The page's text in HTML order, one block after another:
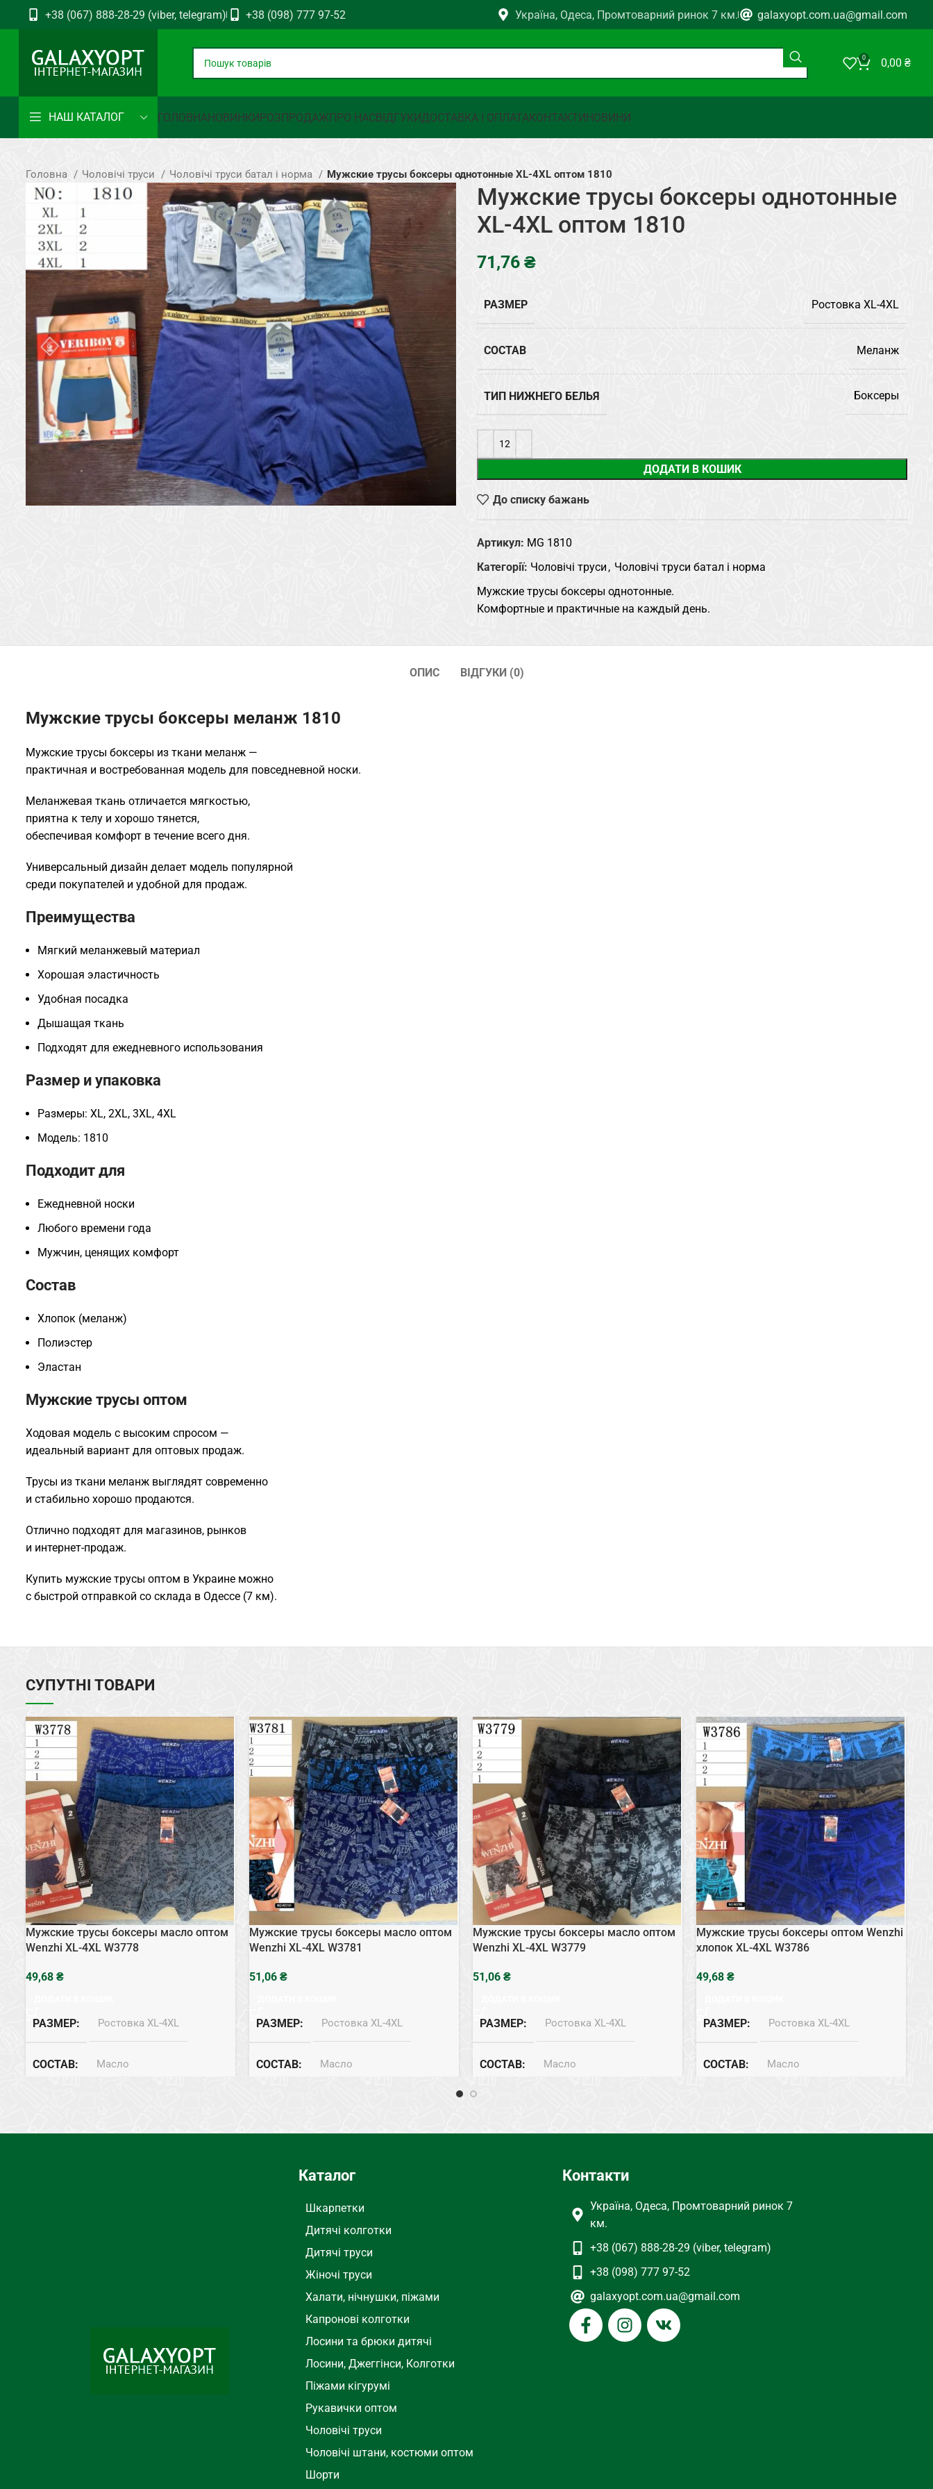
+38 (067) 888-28-29 (viber, telegram) +38 (098) 777 97-52 Україна, Одеса, Промтоварний ринок 7 км. galaxyopt.com.ua@gmail.com
0 0,00 ₴
НАШ КАТАЛОГ ГОЛОВНАНОВИНКИРОЗПРОДАЖПРО НАСВІДГУКИДОСТАВКА І ОПЛАТАКОНТАКТИНОВИНИ
Головна Чоловічі труси Чоловічі труси батал і норма Мужские трусы боксеры однотонные XL-4XL оптом 1810
Мужские трусы боксеры однотонные
XL-4XL оптом 1810
₴
РАЗМЕР Ростовка XL-4XL
СОСТАВ Меланж
ТИП НИЖНЕГО БЕЛЬЯ Боксеры
ДОДАТИ В КОШИК
До списку бажань
Артикул: MG 1810
Категорії: Чоловічі труси , Чоловічі труси батал і норма
Мужские трусы боксеры однотонные.
Комфортные и практичные на каждый день.
ОПИС ВІДГУКИ (0)
Мужские трусы боксеры меланж 1810
Мужские трусы боксеры из ткани меланж —
практичная и востребованная модель для повседневной носки.
Меланжевая ткань отличается мягкостью,
приятна к телу и хорошо тянется,
обеспечивая комфорт в течение всего дня.
Универсальный дизайн делает модель популярной
среди покупателей и удобной для продаж.
Преимущества
Мягкий меланжевый материал
Хорошая эластичность
Удобная посадка
Дышащая ткань
Подходят для ежедневного использования
Размер и упаковка
Размеры: XL, 2XL, 3XL, 4XL
Модель: 1810
Подходит для
Ежедневной носки
Любого времени года
Мужчин, ценящих комфорт
Состав
Хлопок (меланж)
Полиэстер
Эластан
Мужские трусы оптом
Ходовая модель с высоким спросом —
идеальный вариант для оптовых продаж.
Трусы из ткани меланж выглядят современно
и стабильно хорошо продаются.
Отлично подходят для магазинов, рынков
и интернет-продаж.
Купить мужские трусы оптом в Украине можно
с быстрой отправкой со склада в Одессе (7 км).
СУПУТНІ ТОВАРИ
Мужские трусы боксеры масло оптом
Wenzhi XL-4XL W3778
₴
РАЗМЕР Ростовка XL-4XL
СОСТАВ Масло
Мужские трусы боксеры масло оптом
Wenzhi XL-4XL W3781
₴
РАЗМЕР Ростовка XL-4XL
СОСТАВ Масло
Мужские трусы боксеры масло оптом
Wenzhi XL-4XL W3779
₴
РАЗМЕР Ростовка XL-4XL
СОСТАВ Масло
Мужские трусы боксеры оптом Wenzhi
хлопок XL-4XL W3786
₴
РАЗМЕР Ростовка XL-4XL
СОСТАВ Масло
Каталог
Шкарпетки
Дитячі колготки
Дитячі труси
Жіночі труси
Халати, нічнушки, піжами
Капронові колготки
Лосини та брюки дитячі
Лосини, Джеггінси, Колготки
Піжами кігурумі
Рукавички оптом
Чоловічі труси
Чоловічі штани, костюми оптом
Шорти
Контакти
Україна, Одеса, Промтоварний ринок 7
км.
+38 (067) 888-28-29 (viber, telegram)
+38 (098) 777 97-52
galaxyopt.com.ua@gmail.com